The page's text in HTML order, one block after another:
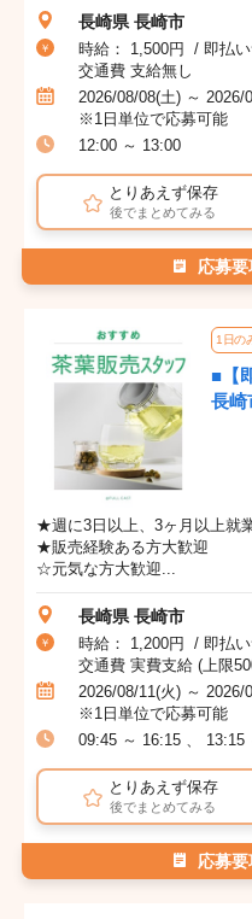
長崎県 長崎市
時給： 1,500円 / 即払
交通費 支給無し
2026/08/08(土) ～ 2026/
※1日単位で応募可能
12:00 ～ 13:00
とりあえず保存
後でまとめてみる
応募
1日の
■【
長崎
★週に3日以上、3ヶ月以上就
★販売経験ある方大歓迎
☆元気な方大歓迎...
長崎県 長崎市
時給： 1,200円 / 即払
交通費 実費支給 (上限
2026/08/11(火) ～ 2026/
※1日単位で応募可能
09:45 ～ 16:15 、 13:15
とりあえず保存
後でまとめてみる
応募